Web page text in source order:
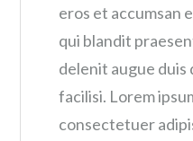
eros et accumsan
qui blandit
delenit augue
facilisi. Lorem
consectetuer